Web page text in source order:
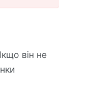
він не